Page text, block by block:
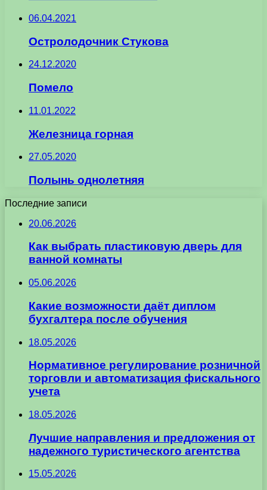
06.04.2021
Остролодочник Стукова
24.12.2020
Помело
11.01.2022
Железница горная
27.05.2020
Полынь однолетняя
Последние записи
20.06.2026
Как выбрать пластиковую дверь для
ванной комнаты
05.06.2026
Какие возможности даёт диплом
бухгалтера после обучения
18.05.2026
Нормативное регулирование розничной
торговли и автоматизация фискального
учета
18.05.2026
Лучшие направления и предложения от
надежного туристического агентства
15.05.2026